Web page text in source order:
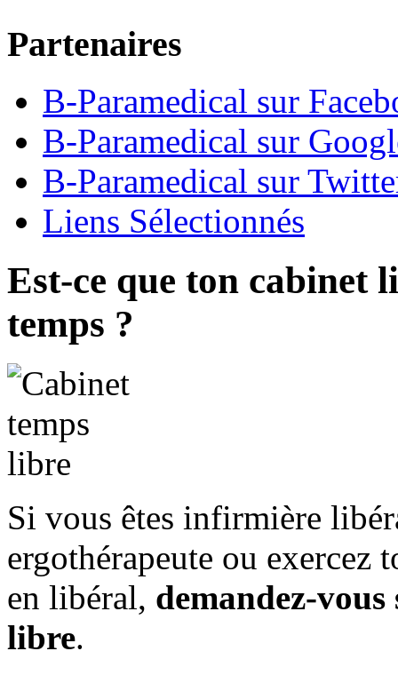
Partenaires
B-Paramedical sur
B-Paramedical sur
B-Paramedical sur
Liens Sélectionnés
Est-ce que ton cabinet
temps ?
Si vous êtes infirmière
ergothérapeute ou exercez
en libéral, demandez-vous
libre.